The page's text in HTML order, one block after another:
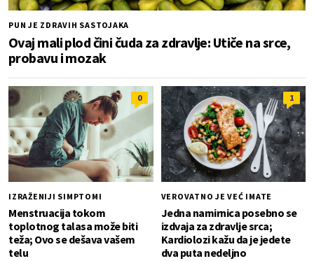
PUN JE ZDRAVIH SASTOJAKA
Ovaj mali plod čini čuda za zdravlje: Utiče na srce,
probavu i mozak
0
IZRAŽENIJI SIMPTOMI
Menstruacija tokom
toplotnog talasa može biti
teža; Ovo se dešava vašem
telu
1
VEROVATNO JE VEĆ IMATE
Jedna namirnica posebno se
izdvaja za zdravlje srca;
Kardiolozi kažu da je jedete
dva puta nedeljno